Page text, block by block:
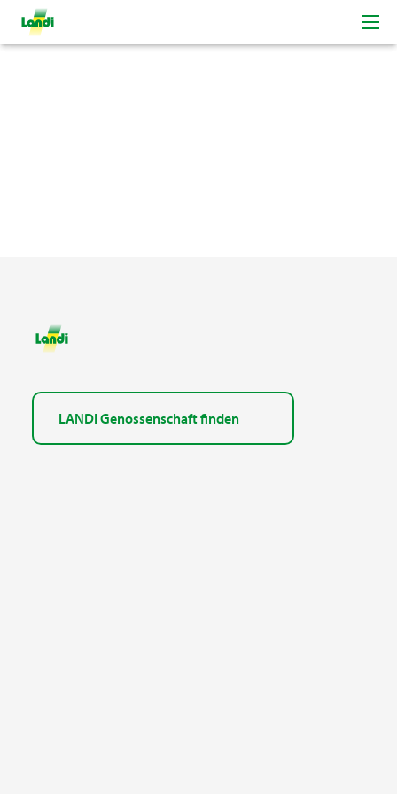
LANDI Genossenschaft finden